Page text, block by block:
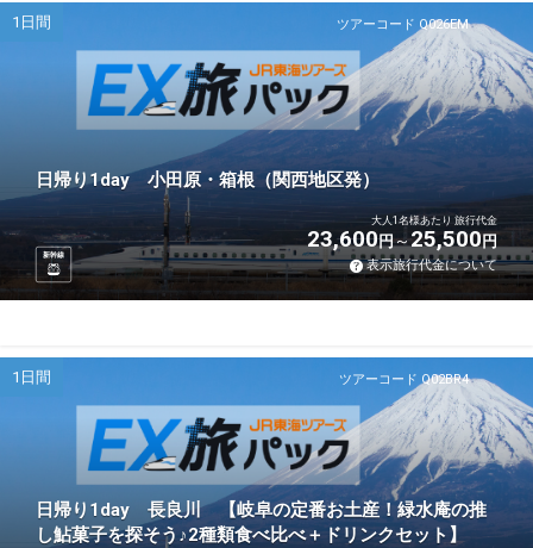
ツアーコード Q026EM
1日間
日帰り1day 小田原・箱根（関西地区発）
新幹線
大人1名様あたり 旅行代金
23,600円 25,500円
表示旅行代金について
ツアーコード Q02BR4
1日間
日帰り1day 長良川 【岐阜の定番お土産！緑水庵の推
し鮎菓子を探そう♪2種類食べ比べ＋ドリンクセット】